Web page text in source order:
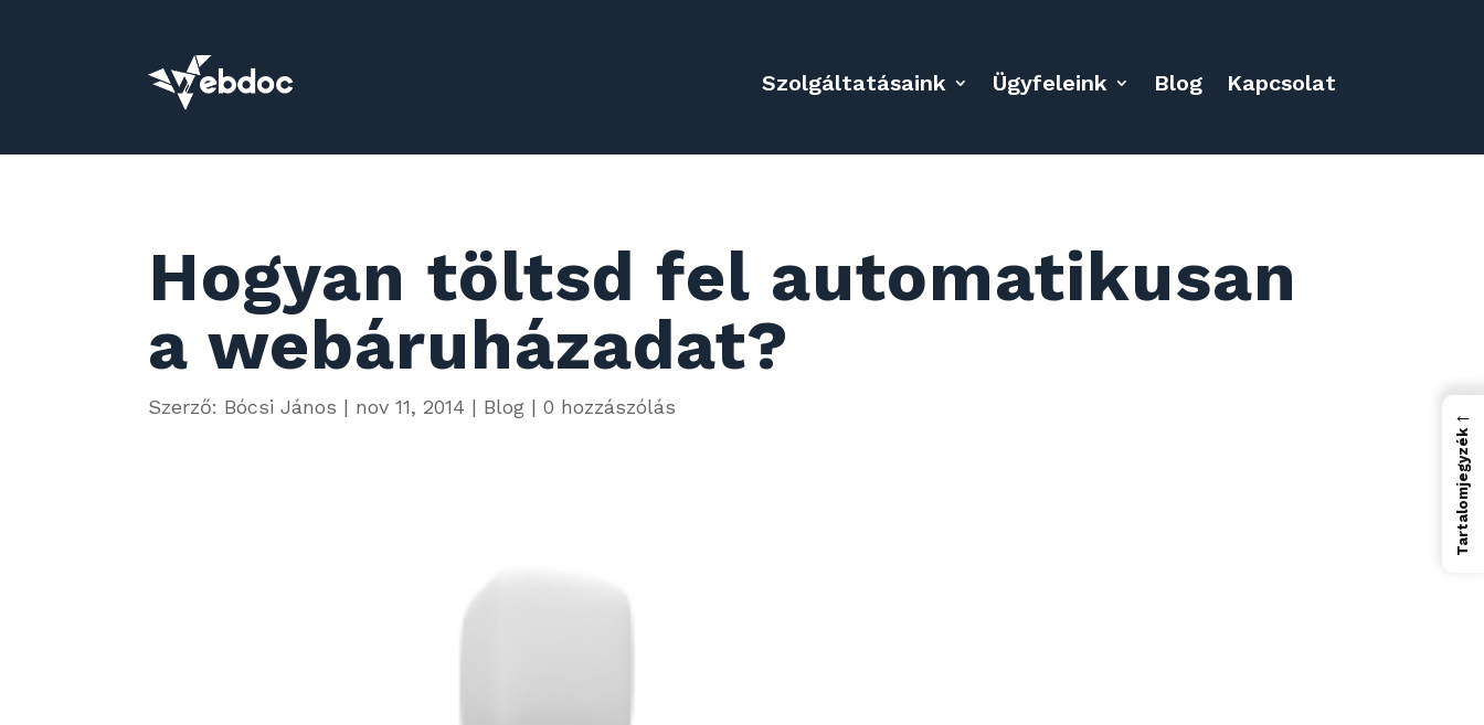
Szolgáltatásaink Ügyfeleink Blog Kapcsolat
Hogyan töltsd fel automatikusan
a webáruházadat?
Szerző: Bócsi János | nov 11, 2014 | Blog |0 hozzászólás ←
Tartalomjegyzék